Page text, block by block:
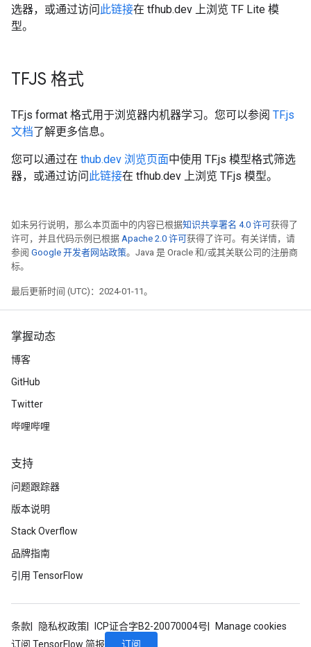
选器，或通过访问 此链接在 tfhub.dev 上浏览 TF Lite 模
型。
TFJS 格式
TF.js format 格式用于浏览器内机器学习。您可以参阅 TF.js
文档了解更多信息。
您可以通过在 thub.dev 浏览页面中使用 TF.js 模型格式筛选
器，或通过访问 此链接在 tfhub.dev 上浏览 TF.js 模型。
如未另行说明，那么本页面中的内容已根据知识共享署名 4.0 许可获得了
许可，并且代码示例已根据 Apache 2.0 许可获得了许可。有关详情，请
参阅 Google 开发者网站政策。Java 是 Oracle 和/或其关联公司的注册商
标。
最后更新时间 (UTC)：2024-01-11。
掌握动态
博客
GitHub
Twitter
哔哩哔哩
支持
问题跟踪器
版本说明
Stack Overflow
品牌指南
引用 TensorFlow
条款 隐私权政策 ICP证合字B2-20070004号
Manage cookies
订阅 TensorFlow 简报
订阅